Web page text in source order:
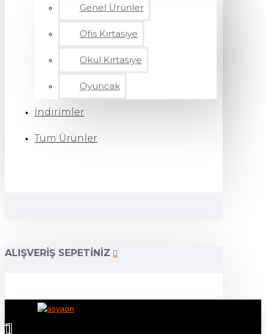
Genel Ürünler
Ofis Kırtasiye
Okul Kırtasiye
Oyuncak
İndirimler
Tüm Ürünler
ALIŞVERIŞ SEPETINIZ